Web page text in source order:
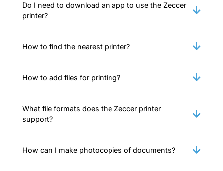
Do I need to download an app to use the Zeccer
printer?
How to find the nearest printer?
How to add files for printing?
What file formats does the Zeccer printer
support?
How can I make photocopies of documents?